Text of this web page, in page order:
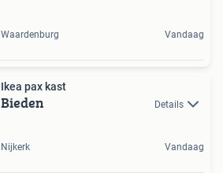
Waardenburg Vandaag
Ikea pax kast
Bieden Details
Nijkerk Vandaag